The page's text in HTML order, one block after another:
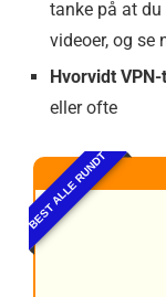
tanke på at
videoer, og se
Hvorvidt
eller ofte
BEST ALLE RUNDT